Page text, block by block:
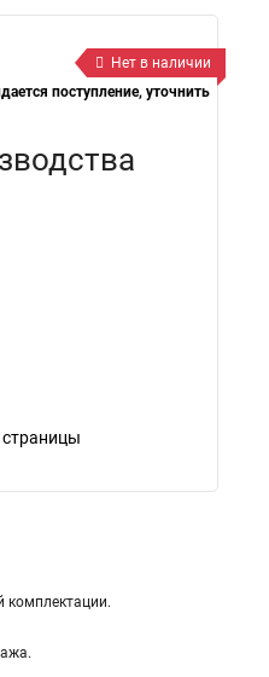
Нет в наличии
поступление, уточнить
страницы
комплектации.